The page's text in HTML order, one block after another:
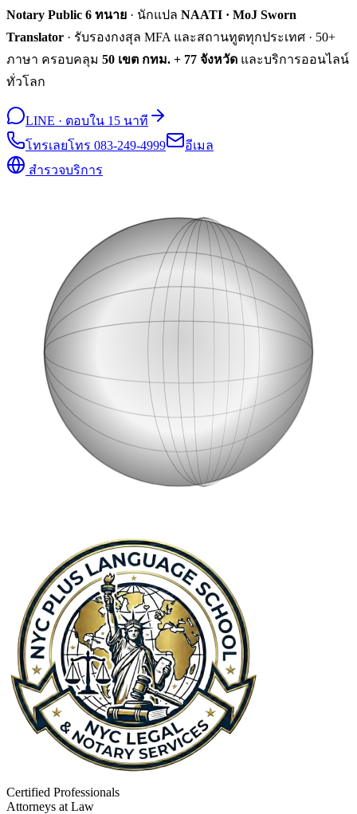
Notary Public 6 ทนาย · นักแปล NAATI · MoJ Sworn
Translator · รับรองกงสุล MFA และสถานทูตทุกประเทศ · 50+
ภาษา ครอบคลุม 50 เขต กทม. + 77 จังหวัด และบริการออนไลน์
ทั่วโลก
LINE · ตอบใน 15 นาที
โทรเลยโทร 083-249-4999
อีเมล
สำรวจบริการ
Certified Professionals
Attorneys at Law